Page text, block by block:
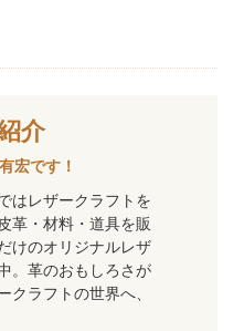
介
宏です！
はレザークラフトを
革・材料・道具を販
けのオリジナルレザ
。革のおもしろさが
クラフトの世界へ、